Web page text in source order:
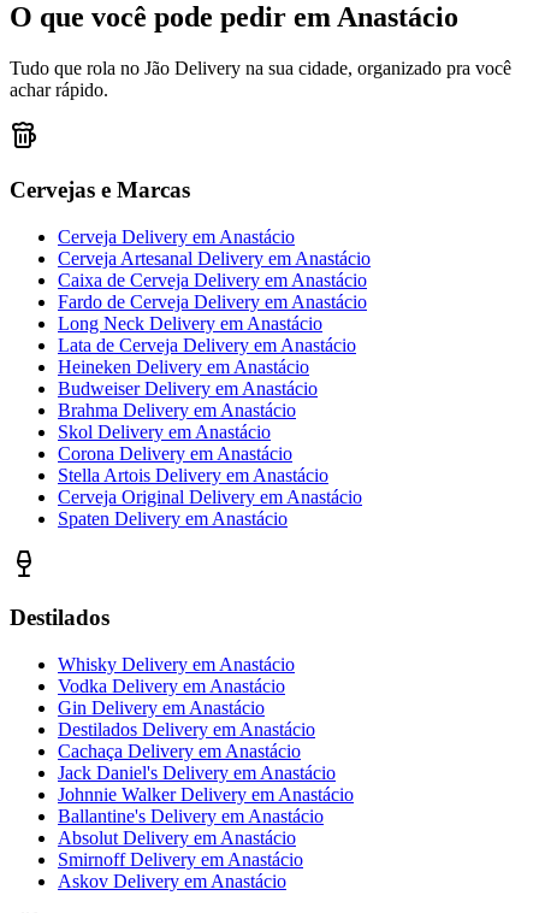
O que você pode pedir emAnastácio
Tudo que rola no Jão Delivery na sua cidade, organizado pra você
achar rápido.
Cervejas e Marcas
Cerveja Delivery em Anastácio
Cerveja Artesanal Delivery em Anastácio
Caixa de Cerveja Delivery em Anastácio
Fardo de Cerveja Delivery em Anastácio
Long Neck Delivery em Anastácio
Lata de Cerveja Delivery em Anastácio
Heineken Delivery em Anastácio
Budweiser Delivery em Anastácio
Brahma Delivery em Anastácio
Skol Delivery em Anastácio
Corona Delivery em Anastácio
Stella Artois Delivery em Anastácio
Cerveja Original Delivery em Anastácio
Spaten Delivery em Anastácio
Destilados
Whisky Delivery em Anastácio
Vodka Delivery em Anastácio
Gin Delivery em Anastácio
Destilados Delivery em Anastácio
Cachaça Delivery em Anastácio
Jack Daniel's Delivery em Anastácio
Johnnie Walker Delivery em Anastácio
Ballantine's Delivery em Anastácio
Absolut Delivery em Anastácio
Smirnoff Delivery em Anastácio
Askov Delivery em Anastácio